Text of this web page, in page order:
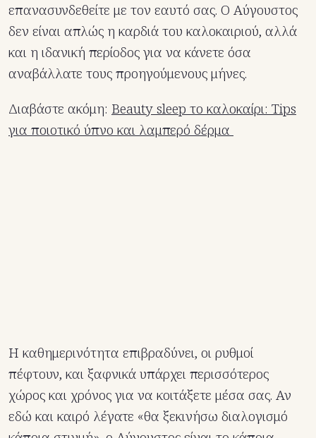
επανασυνδεθείτε με τον εαυτό σας. Ο Αύγουστος
δεν είναι απλώς η καρδιά του καλοκαιριού, αλλά
και η ιδανική περίοδος για να κάνετε όσα
αναβάλλατε τους προηγούμενους μήνες.
Διαβάστε ακόμη: Beauty sleep το καλοκαίρι: Tips
για ποιοτικό ύπνο και λαμπερό δέρμα
Η καθημερινότητα επιβραδύνει, οι ρυθμοί
πέφτουν, και ξαφνικά υπάρχει περισσότερος
χώρος και χρόνος για να κοιτάξετε μέσα σας. Αν
εδώ και καιρό λέγατε «θα ξεκινήσω διαλογισμό